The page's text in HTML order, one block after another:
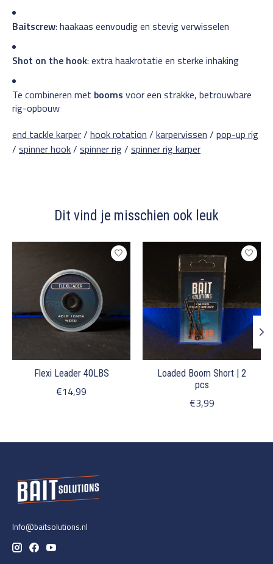
Baitscrew: haakaas eenvoudig en stevig verwisselen
Shot on the hook: extra haakrotatie en sterke inhaking
Te combineren met booms voor een strakke, betrouwbare
rig-opbouw
end tackle karper/ hook rotation / karpervissen / pop-up rig
/ spinner hook/ spinner rig/ spinner rig karper
Dit vind je misschien ook leuk
Items van productcarrousel
Flexi Leader 40LBS
€14,99
Loaded Boom Short | 2
pcs
€3,99
Info@baitsolutions.nl